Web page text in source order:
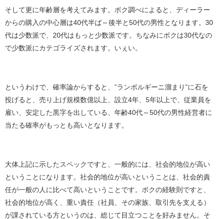
そして更に年齢層を考えてみます。ボク調べによると、ディーラー
からの購入の中心層は40代半ば～後半と50代の男性となります。30
代は少数派で、20代はもっと少数派です。ちなみにボクは30代なの
で少数派にカテゴライズされます。いぇい。
というわけで、確率論からすると、”ランボルギーニ溜まり”に石を
投げると、売り上げ規模数億以上、設立4年、5年以上で、従業員を
雇い、安定した黒字を出している、年齢40代～50代の男性経営者に
当たる確率がもっとも高いとなります。
大体上記に示したスペックですと、一般的には、社会的地位が高い
ということになります。社会的地位が高いということは、社会的責
任が一般の人に比べて高いということです。ボクの経験則ですと、
社会的地位が高く、重い責任（社員、その家族、取引先を支える）
が課されている方というのは、総じて目立つことを好みません。そ